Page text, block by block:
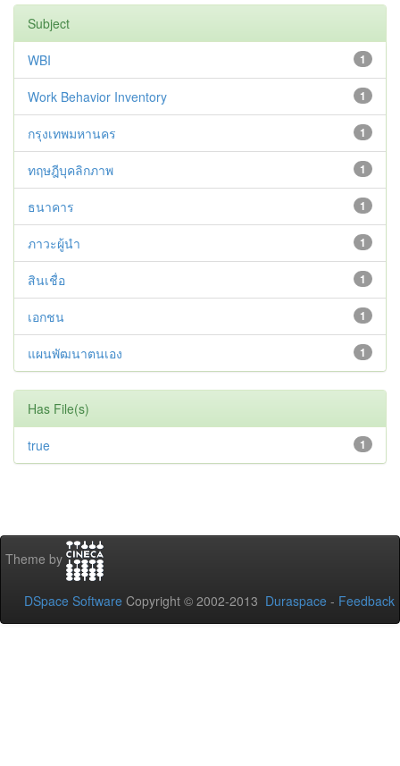
Subject
1
WBI
1
Work Behavior Inventory
1
กรุงเทพมหานคร
1
ทฤษฎีบุคลิกภาพ
1
ธนาคาร
1
ภาวะผู้นำ
1
สินเชื่อ
1
เอกชน
1
แผนพัฒนาตนเอง
Has File(s)
1
true
Theme by
DSpace Software Copyright © 2002-2013 Duraspace - Feedback